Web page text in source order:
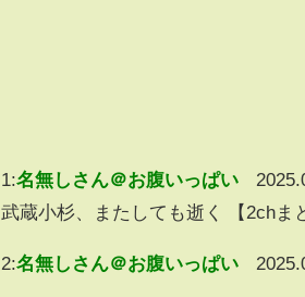
1:名無しさん＠お腹いっぱい
武蔵小杉、またしても逝く 【2chま
2:名無しさん＠お腹いっぱい